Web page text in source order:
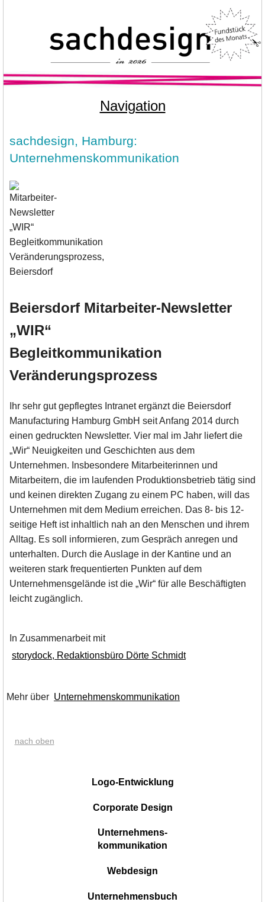
Navigation
sachdesign, Hamburg:
Unternehmenskommunikation
Beiersdorf Mitarbeiter-Newsletter
„WIR“
Begleitkommunikation
Veränderungsprozess
Ihr sehr gut gepflegtes Intranet ergänzt die Beiersdorf
Manufacturing Hamburg GmbH seit Anfang 2014 durch
einen gedruckten Newsletter. Vier mal im Jahr liefert die
„Wir“ Neuigkeiten und Geschichten aus dem
Unternehmen. Insbesondere Mitarbeiterinnen und
Mitarbeitern, die im laufenden Produktionsbetrieb tätig sind
und keinen direkten Zugang zu einem PC haben, will das
Unternehmen mit dem Medium erreichen. Das 8- bis 12-
seitige Heft ist inhaltlich nah an den Menschen und ihrem
Alltag. Es soll informieren, zum Gespräch anregen und
unterhalten. Durch die Auslage in der Kantine und an
weiteren stark frequentierten Punkten auf dem
Unternehmensgelände ist die „Wir“ für alle Beschäftigten
leicht zugänglich.
In Zusammenarbeit mit
storydock, Redaktionsbüro Dörte Schmidt
Mehr über Unternehmenskommunikation
nach oben
Logo-Entwicklung
Corporate Design
Unternehmens-
kommunikation
Webdesign
Unternehmensbuch